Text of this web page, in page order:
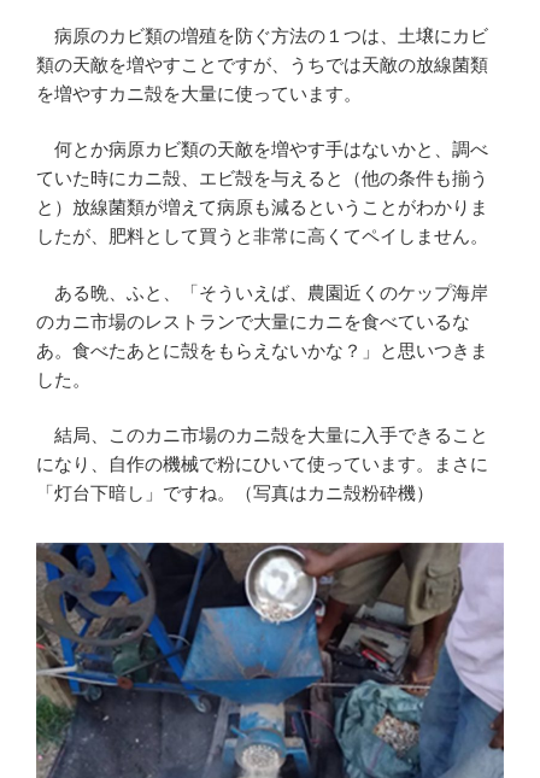
病原のカビ類の増殖を防ぐ方法の１つは、土壌にカビ
類の天敵を増やすことですが、うちでは天敵の放線菌類
を増やすカニ殻を大量に使っています。
何とか病原カビ類の天敵を増やす手はないかと、調べ
ていた時にカニ殻、エビ殻を与えると（他の条件も揃う
と）放線菌類が増えて病原も減るということがわかりま
したが、肥料として買うと非常に高くてペイしません。
ある晩、ふと、「そういえば、農園近くのケップ海岸
のカニ市場のレストランで大量にカニを食べているな
あ。食べたあとに殻をもらえないかな？」と思いつきま
した。
結局、このカニ市場のカニ殻を大量に入手できること
になり、自作の機械で粉にひいて使っています。まさに
「灯台下暗し」ですね。（写真はカニ殻粉砕機）